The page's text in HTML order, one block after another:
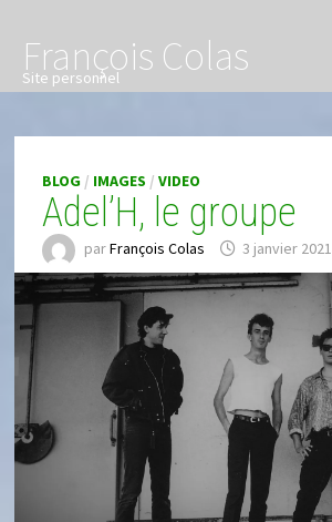
contenu
François Colas
Site personnel
BLOG / IMAGES /VIDEO
Adel’H, le groupe
parFrançois Colas 3 janvier 2021